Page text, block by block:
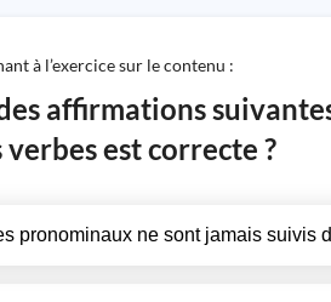
à l’exercice sur le contenu :
des affirmations
verbes est correcte ?
pronominaux ne sont jamais suivis